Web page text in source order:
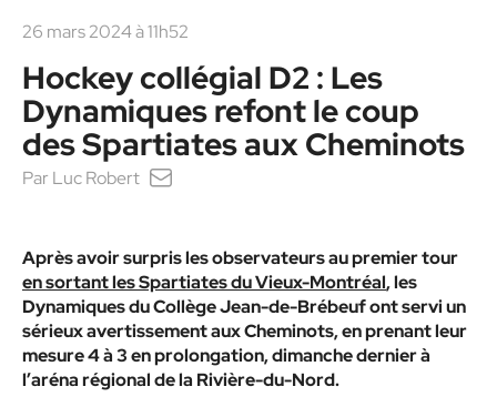
26 mars 2024 à 11h52
Hockey collégial D2 : Les
Dynamiques refont le coup
des Spartiates aux Cheminots
Par Luc Robert
Après avoir surpris les observateurs au premier tour
en sortant les Spartiates du Vieux-Montréal, les
Dynamiques du Collège Jean-de-Brébeuf ont servi un
sérieux avertissement aux Cheminots, en prenant leur
mesure 4 à 3 en prolongation, dimanche dernier à
l’aréna régional de la Rivière-du-Nord.